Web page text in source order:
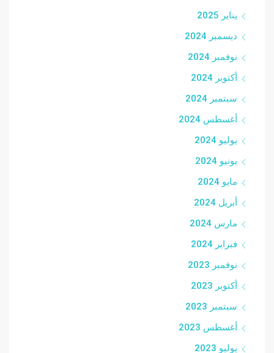
يناير 2025
ديسمبر 2024
نوفمبر 2024
أكتوبر 2024
سبتمبر 2024
أغسطس 2024
يوليو 2024
يونيو 2024
مايو 2024
أبريل 2024
مارس 2024
فبراير 2024
نوفمبر 2023
أكتوبر 2023
سبتمبر 2023
أغسطس 2023
يوليو 2023